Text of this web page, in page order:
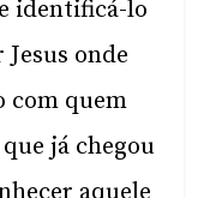
identificá-lo
onde
com quem
já chegou